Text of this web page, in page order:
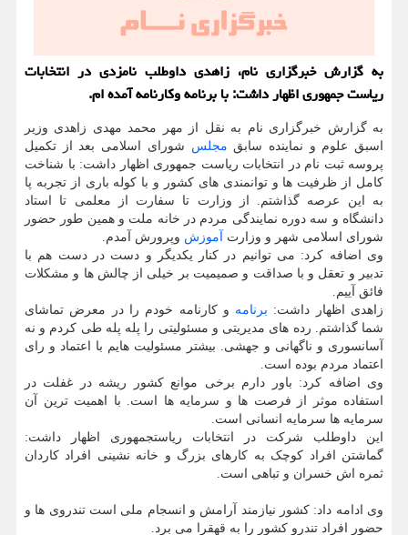
به گزارش خبرگزاری نام، زاهدی داوطلب نامزدی در انتخابات
ریاست جمهوری اظهار داشت: با برنامه وکارنامه آمده ام.
به گزارش خبرگزاری نام به نقل از مهر محمد مهدی زاهدی وزیر
اسبق علوم و نماینده سابق مجلس شورای اسلامی بعد از تکمیل
پروسه ثبت نام در انتخابات ریاست جمهوری اظهار داشت: با شناخت
کامل از ظرفیت ها و توانمندی های کشور و با کوله باری از تجربه پا
به این عرصه گذاشتم. از وزارت تا سفارت از معلمی تا استاد
دانشگاه و سه دوره نمایندگی مردم در خانه ملت و همین طور حضور
شورای اسلامی شهر و وزارت آموزش وپرورش آمدم.
وی اضافه کرد: می توانیم در کنار یکدیگر و دست در دست هم با
تدبیر و تعقل و با صداقت و صمیمیت بر خیلی از چالش ها و مشکلات
فائق آییم.
زاهدی اظهار داشت: برنامه و کارنامه خودم را در معرض تماشای
شما گذاشتم. رده های مدیریتی و مسئولیتی را پله پله طی کردم و نه
آسانسوری و ناگهانی و جهشی. بیشتر مسئولیت هایم با اعتماد و رای
اعتماد مردم بوده است.
وی اضافه کرد: باور دارم برخی موانع کشور ریشه در غفلت در
استفاده موثر از فرصت ها و سرمایه ها است. با اهمیت ترین آن
سرمایه ها سرمایه انسانی است.
این داوطلب شرکت در انتخابات ریاستجمهوری اظهار داشت:
گماشتن افراد کوچک به کارهای بزرگ و خانه نشینی افراد کاردان
ثمره اش خسران و تباهی است.
وی ادامه داد: کشور نیازمند آرامش و انسجام ملی است تندروی ها و
حضور افراد تندرو کشور را به قهقرا می برد.